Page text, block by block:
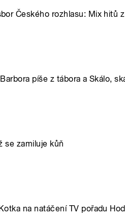
Českého rozhlasu: Mix hitů
píše z tábora a Skálo,
se zamiluje kůň
na natáčení TV pořadu